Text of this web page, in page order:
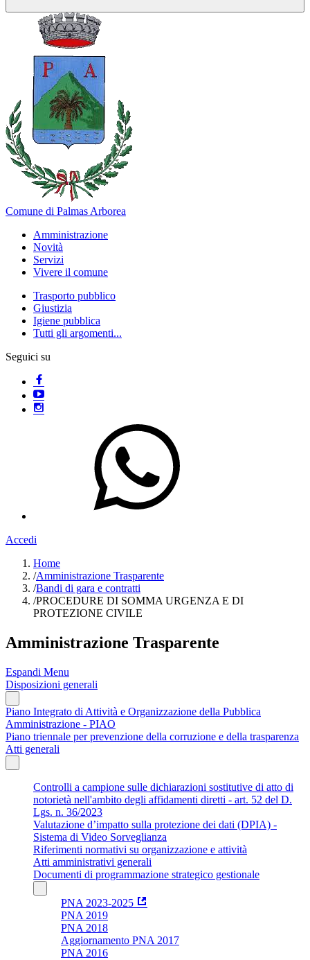
Comune di Palmas Arborea
Amministrazione
Novità
Servizi
Vivere il comune
Trasporto pubblico
Giustizia
Igiene pubblica
Tutti gli argomenti...
Seguici su
Accedi
Home
/Amministrazione Trasparente
/Bandi di gara e contratti
/PROCEDURE DI SOMMA URGENZA E DI
PROTEZIONE CIVILE
Amministrazione Trasparente
Espandi Menu
Disposizioni generali
Piano Integrato di Attività e Organizzazione della Pubblica
Amministrazione - PIAO
Piano triennale per prevenzione della corruzione e della trasparenza
Atti generali
Controlli a campione sulle dichiarazioni sostitutive di atto di
notorietà nell'ambito degli affidamenti diretti - art. 52 del D.
Lgs. n. 36/2023
Valutazione d’impatto sulla protezione dei dati (DPIA) -
Sistema di Video Sorveglianza
Riferimenti normativi su organizzazione e attività
Atti amministrativi generali
Documenti di programmazione strategico gestionale
PNA 2023-2025
PNA 2019
PNA 2018
Aggiornamento PNA 2017
PNA 2016